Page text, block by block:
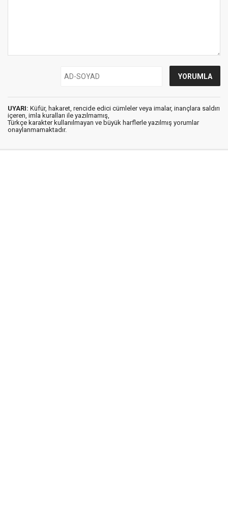
UYARI: Küfür, hakaret, rencide edici cümleler veya imalar, inançlara saldırı
içeren, imla kuralları ile yazılmamış,
Türkçe karakter kullanılmayan ve büyük harflerle yazılmış yorumlar
onaylanmamaktadır.